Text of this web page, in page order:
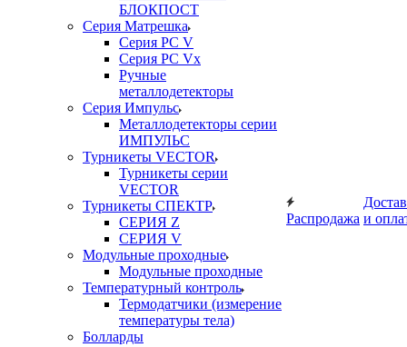
БЛОКПОСТ
Серия Матрешка
Серия PC V
Серия PC Vx
Ручные
металлодетекторы
Серия Импульс
Металлодетекторы серии
ИМПУЛЬС
Турникеты VECTOR
Турникеты серии
VECTOR
Турникеты СПЕКТР
СЕРИЯ Z
СЕРИЯ V
Модульные проходные
Модульные проходные
Температурный контроль
Термодатчики (измерение
температуры тела)
Болларды
Распродажа и